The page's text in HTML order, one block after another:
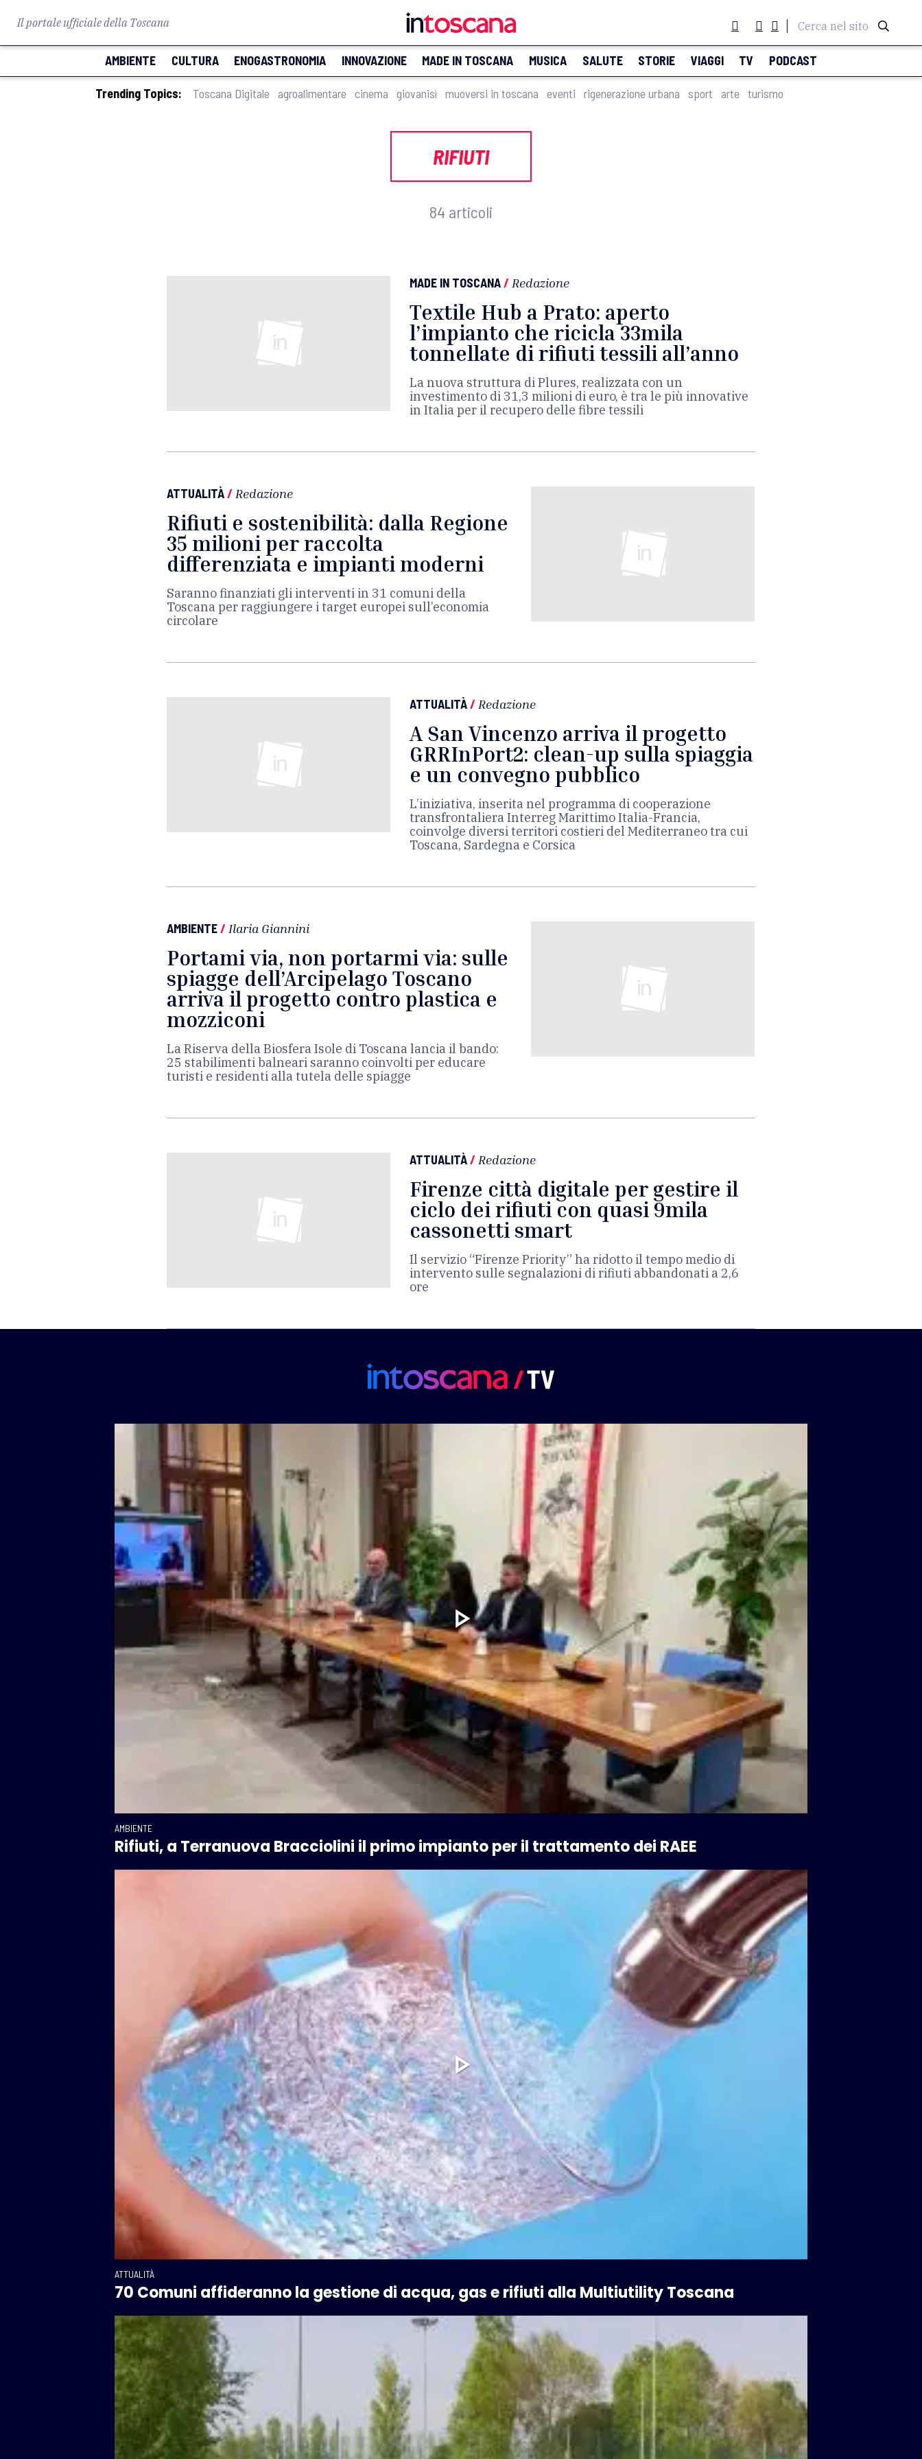
Il portale ufficiale della Toscana Cerca nel sito
AMBIENTE CULTURA ENOGASTRONOMIA INNOVAZIONE MADE IN TOSCANA MUSICA SALUTE STORIE VIAGGI TV PODCAST
Trending Topics: Toscana Digitale agroalimentare cinema giovanisì muoversi in toscana eventi rigenerazione urbana sport arte turismo
RIFIUTI
84 articoli
MADE IN TOSCANA/ Redazione
Textile Hub a Prato: aperto
l’impianto che ricicla 33mila
tonnellate di rifiuti tessili all’anno
La nuova struttura di Plures, realizzata con un
investimento di 31,3 milioni di euro, è tra le più innovative
in Italia per il recupero delle fibre tessili
ATTUALITÀ/ Redazione
Rifiuti e sostenibilità: dalla Regione
35 milioni per raccolta
differenziata e impianti moderni
Saranno finanziati gli interventi in 31 comuni della
Toscana per raggiungere i target europei sull’economia
circolare
ATTUALITÀ/ Redazione
A San Vincenzo arriva il progetto
GRRInPort2: clean-up sulla spiaggia
e un convegno pubblico
L’iniziativa, inserita nel programma di cooperazione
transfrontaliera Interreg Marittimo Italia-Francia,
coinvolge diversi territori costieri del Mediterraneo tra cui
Toscana, Sardegna e Corsica
AMBIENTE/ Ilaria Giannini
Portami via, non portarmi via: sulle
spiagge dell’Arcipelago Toscano
arriva il progetto contro plastica e
mozziconi
La Riserva della Biosfera Isole di Toscana lancia il bando:
25 stabilimenti balneari saranno coinvolti per educare
turisti e residenti alla tutela delle spiagge
ATTUALITÀ/ Redazione
Firenze città digitale per gestire il
ciclo dei rifiuti con quasi 9mila
cassonetti smart
Il servizio “Firenze Priority” ha ridotto il tempo medio di
intervento sulle segnalazioni di rifiuti abbandonati a 2,6
ore
AMBIENTE
Rifiuti, a Terranuova Bracciolini il primo impianto per il trattamento dei RAEE
ATTUALITÀ
70 Comuni affideranno la gestione di acqua, gas e rifiuti alla Multiutility Toscana